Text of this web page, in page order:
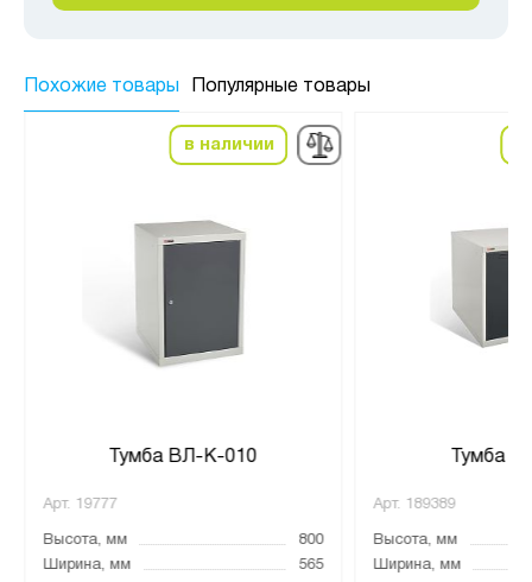
Похожие товары Популярные товары
в наличии
Тумба ВЛ-К-010
Арт. 19777
Высота, мм
800
Ширина, мм
565
Тумба
Арт. 189389
Высота, мм
Ширина, мм